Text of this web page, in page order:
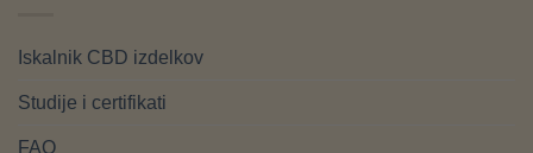
Iskalnik CBD izdelkov
Studije i certifikati
FAQ